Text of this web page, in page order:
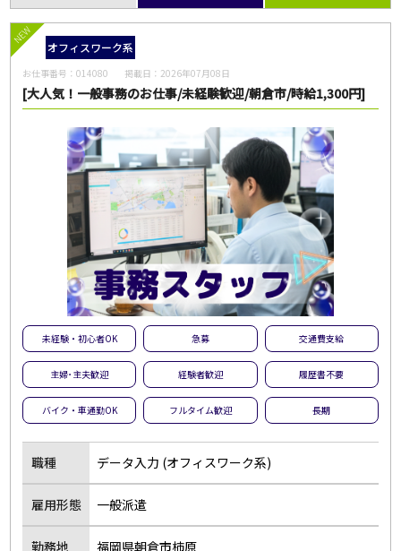
NEW
オフィスワーク系
お仕事番号：014080 掲載日： 2026年07月08日
[大人気！一般事務のお仕事/未経験歓迎/朝倉市/時給1,300円]
未経験・初心者OK 急募 交通費支給
主婦･主夫歓迎 経験者歓迎 履歴書不要
バイク・車通勤OK フルタイム歓迎 長期
職種 データ入力 (オフィスワーク系)
雇用形態 一般派遣
勤務地 福岡県朝倉市柿原